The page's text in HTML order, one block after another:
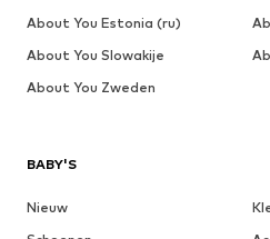
BABY'S
Nieuw
About You Estonia (ru)
About You Slowakije
About You Zweden